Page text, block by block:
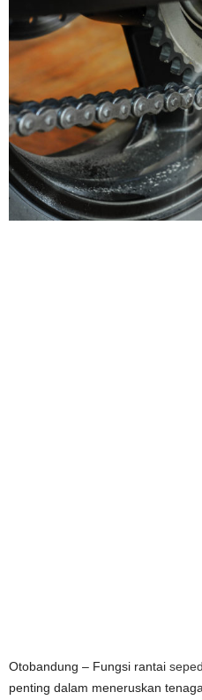
Otobandung – Fungsi rantai
penting dalam meneruskan